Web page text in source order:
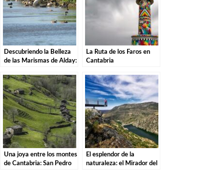
Descubriendo la Belleza
de las Marismas de Alday:
Parque Natural
La Ruta de los Faros en
Cantabria
Una joya entre los montes
de Cantabria: San Pedro
El esplendor de la
naturaleza: el Mirador del